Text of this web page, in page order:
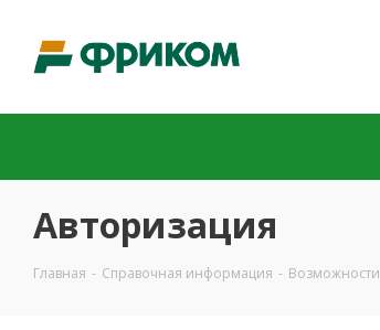
Авторизация
Главная - Справочная информация - Возможности